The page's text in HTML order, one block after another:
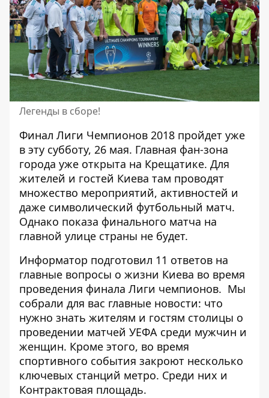
Легенды в сборе!
Финал Лиги Чемпионов 2018 пройдет уже
в эту субботу, 26 мая. Главная фан-зона
города уже открыта на Крещатике. Для
жителей и гостей Киева там проводят
множество мероприятий, активностей и
даже символический футбольный матч.
Однако показа финального матча на
главной улице страны не будет.
Информатор подготовил 11 ответов на
главные вопросы о жизни Киева во время
проведения финала Лиги чемпионов. Мы
собрали для вас главные новости: что
нужно знать жителям и гостям столицы о
проведении матчей УЕФА среди мужчин и
женщин. Кроме этого, во время
спортивного события закроют несколько
ключевых станций метро. Среди них и
Контрактовая площадь.